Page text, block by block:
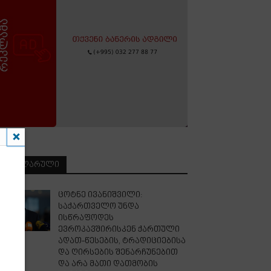
ᲞᲝᲞᲣᲚᲐᲠᲣᲚᲘ
ცოტნე ივანიშვილი:
საქართველო უნდა
ისწრაფოდეს
ევროკავშირისკენ ქართული
ადათ-წესების, ტრადიციებისა
და ღირსების შენარჩუნებით
და არა მათი დათმობის